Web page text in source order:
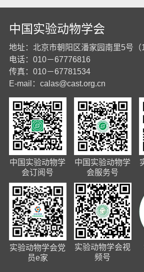
中国实验动物学会
地址：北京市朝阳区潘家园南里5号（
电话：010－67776816
传真：010－67781534
E-mail： calas@cast.org.cn
中国实验动物学
会订阅号
中国实验动物学
会服务号
实验动物学会党
员e家
实验动物学会视
频号